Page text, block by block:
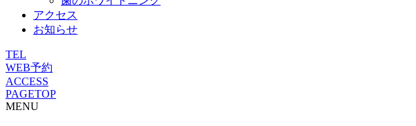
アクセス
お知らせ
TEL
WEB予約
ACCESS
PAGETOP
MENU